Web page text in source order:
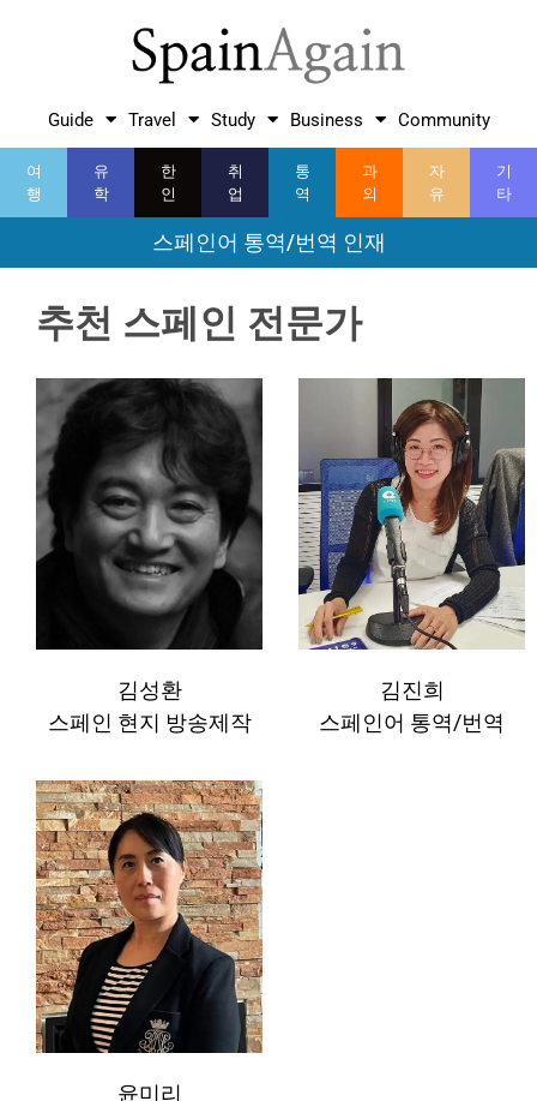
Guide Travel Study Business Community
여
행
유
학
한
인
취
업
통
역
과
외
자
유
기
타
스페인어 통역/번역 인재
추천 스페인 전문가
김성환
스페인 현지 방송제작
김진희
스페인어 통역/번역
윤미리